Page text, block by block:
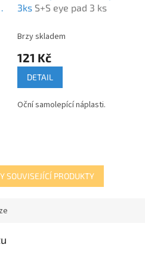
3ks S+S eye pad 3 ks
Brzy skladem
121 Kč
DETAIL
Oční samolepící náplasti.
SOUVISEJÍCÍ PRODUKTY